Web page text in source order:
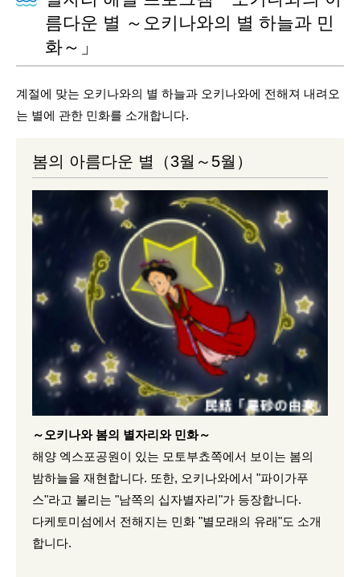
름다운 별 ～오키나와의 별 하늘과 민
화～」
계절에 맞는 오키나와의 별 하늘과 오키나와에 전해져 내려오
는 별에 관한 민화를 소개합니다.
봄의 아름다운 별（3월～5월）
～오키나와 봄의 별자리와 민화～
해양 엑스포공원이 있는 모토부쵸쪽에서 보이는 봄의
밤하늘을 재현합니다. 또한, 오키나와에서 "파이가푸
스"라고 불리는 "남쪽의 십자별자리"가 등장합니다.
다케토미섬에서 전해지는 민화 "별모래의 유래"도 소개
합니다.